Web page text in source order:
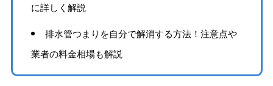
に詳しく解説
排水管つまりを自分で解消する方法！注意点や
業者の料金相場も解説